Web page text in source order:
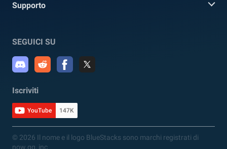
Supporto
SEGUICI SU
Iscriviti
YouTube 147K
© 2026 Il nome e il logo BlueStacks sono marchi registrati di
now.gg, inc